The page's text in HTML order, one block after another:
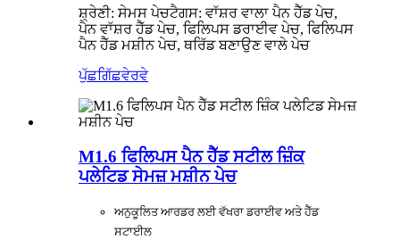
ਸ਼੍ਰੇਣੀ: ਸੇਮਸ ਪੇਚਟੈਗਸ: ਵਾੱਸ਼ਰ ਵਾਲਾ ਪੈਨ ਹੈੱਡ ਪੇਚ,
ਪੈਨ ਵਾੱਸ਼ਰ ਹੈੱਡ ਪੇਚ, ਫਿਲਿਪਸ ਡਰਾਈਵ ਪੇਚ, ਫਿਲਿਪਸ
ਪੈਨ ਹੈੱਡ ਮਸ਼ੀਨ ਪੇਚ, ਥਰਿੱਡ ਬਣਾਉਣ ਵਾਲੇ ਪੇਚ
ਪੁੱਛਗਿੱਛਵੇਰਵੇ
M1.6 ਫਿਲਿਪਸ ਪੈਨ ਹੈੱਡ ਸਟੀਲ ਜ਼ਿੰਕ
ਪਲੇਟਿਡ ਸੇਮਜ਼ ਮਸ਼ੀਨ ਪੇਚ
ਅਨੁਕੂਲਿਤ ਆਰਡਰ ਲਈ ਵੱਖਰਾ ਡਰਾਈਵ ਅਤੇ ਹੈੱਡ
ਸਟਾਈਲ